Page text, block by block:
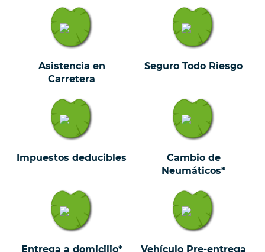
Asistencia en
Carretera
Seguro Todo Riesgo
Impuestos deducibles
Cambio de
Neumáticos*
Entrega a domicilio* Vehículo Pre-entrega